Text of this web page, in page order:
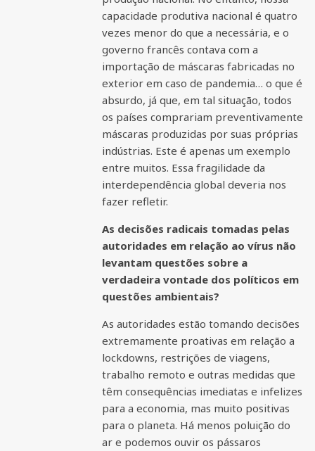
capacidade produtiva nacional é quatro
vezes menor do que a necessária, e o
governo francês contava com a
importação de máscaras fabricadas no
exterior em caso de pandemia… o que é
absurdo, já que, em tal situação, todos
os países comprariam preventivamente
máscaras produzidas por suas próprias
indústrias. Este é apenas um exemplo
entre muitos. Essa fragilidade da
interdependência global deveria nos
fazer refletir.
As decisões radicais tomadas pelas
autoridades em relação ao vírus não
levantam questões sobre a
verdadeira vontade dos políticos em
questões ambientais?
As autoridades estão tomando decisões
extremamente proativas em relação a
lockdowns, restrições de viagens,
trabalho remoto e outras medidas que
têm consequências imediatas e infelizes
para a economia, mas muito positivas
para o planeta. Há menos poluição do
ar e podemos ouvir os pássaros